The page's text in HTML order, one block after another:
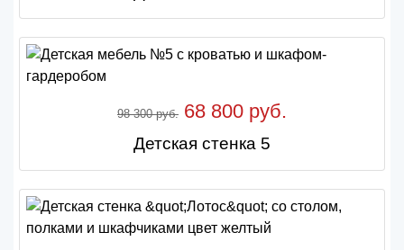
98 300 руб. 68 800 руб.
Детская стенка 5